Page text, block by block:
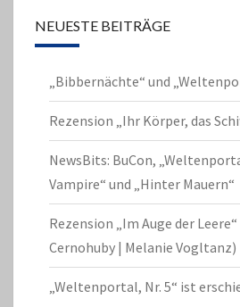
NEUESTE BEITRÄGE
„Bibbernächte“ und
Rezension „Ihr Körper, das
NewsBits: BuCon,
Vampire“ und „Hinter Mauern“
Rezension „Im Auge der
Cernohuby | Melanie Vogltanz)
„Weltenportal, Nr. 5“ ist